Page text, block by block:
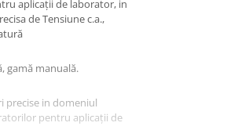
aplicații de laborator, in
de Tensiune c.a.,
gamă manuală.
precise in domeniul
pentru aplicații de